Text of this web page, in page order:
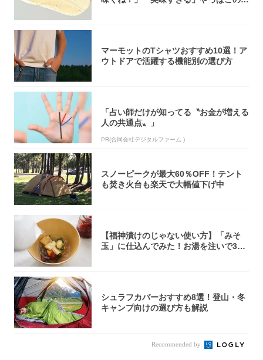
マーモットのTシャツおすすめ10選！ア
ウトドアで活躍する機能別の選び方
「占い師だけが知ってる〝お金が増える
人の共通点〟」
PR(合同会社デジタルファーム )
スノーピークが最大60％OFF！テント
も焚き火台も楽天で大幅値下げ中
【福神漬けのじゃない使い方】「みそ
玉」に仕込んでみた！お湯を注いで30
シュラフカバーおすすめ8選！登山・冬
キャンプ向けの選び方も解説
Recommended by